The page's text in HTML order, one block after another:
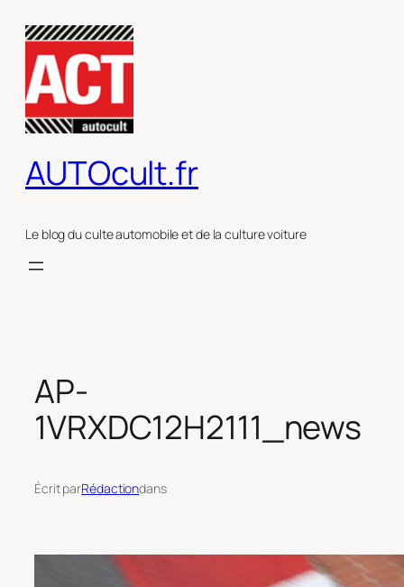
contenu
AUTOcult.fr
Le blog du culte automobile et de la culture voiture
AP-
1VRXDC12H2111_news
Écrit parRédactiondans